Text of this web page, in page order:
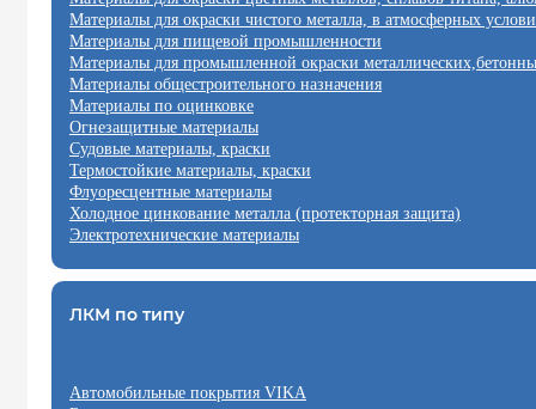
Материалы для окраски чистого металла, в атмосферных
Материалы для пищевой промышленности
Материалы для промышленной окраски
Материалы общестроительного назначения
Материалы по оцинковке
Огнезащитные материалы
Судовые материалы, краски
Термостойкие материалы, краски
Флуоресцентные материалы
Холодное цинкование металла (протекторная защита)
Электротехнические материалы
ЛКМ по типу
Автомобильные покрытия VIKA